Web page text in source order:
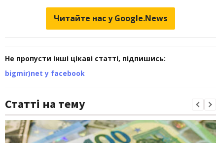
Читайте нас у Google.News
Не пропусти інші цікаві статті, підпишись:
bigmir)net у facebook
Статті на тему